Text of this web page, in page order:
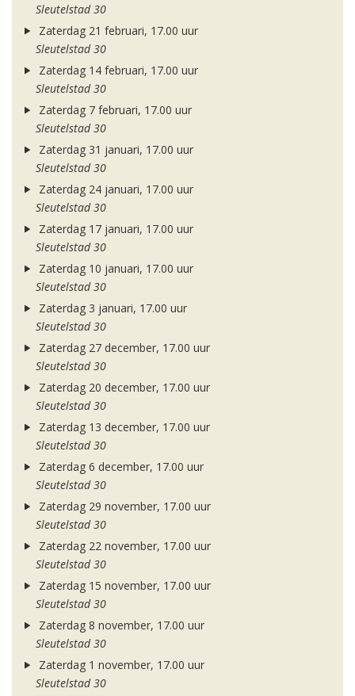
Sleutelstad 30
Zaterdag 21 februari, 17.00 uur
Sleutelstad 30
Zaterdag 14 februari, 17.00 uur
Sleutelstad 30
Zaterdag 7 februari, 17.00 uur
Sleutelstad 30
Zaterdag 31 januari, 17.00 uur
Sleutelstad 30
Zaterdag 24 januari, 17.00 uur
Sleutelstad 30
Zaterdag 17 januari, 17.00 uur
Sleutelstad 30
Zaterdag 10 januari, 17.00 uur
Sleutelstad 30
Zaterdag 3 januari, 17.00 uur
Sleutelstad 30
Zaterdag 27 december, 17.00 uur
Sleutelstad 30
Zaterdag 20 december, 17.00 uur
Sleutelstad 30
Zaterdag 13 december, 17.00 uur
Sleutelstad 30
Zaterdag 6 december, 17.00 uur
Sleutelstad 30
Zaterdag 29 november, 17.00 uur
Sleutelstad 30
Zaterdag 22 november, 17.00 uur
Sleutelstad 30
Zaterdag 15 november, 17.00 uur
Sleutelstad 30
Zaterdag 8 november, 17.00 uur
Sleutelstad 30
Zaterdag 1 november, 17.00 uur
Sleutelstad 30